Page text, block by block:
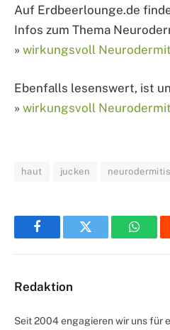
Auf Erdbeerlounge.de
Infos zum Thema
» wirkungsvoll
Ebenfalls lesenswert, ist
» wirkungsvoll
haut jucken neurodermitis
FacebookTwitter
Redaktion
Seit 2004 engagieren wir uns für